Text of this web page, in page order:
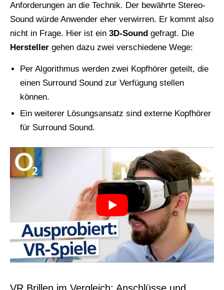
Anforderungen an die Technik. Der bewährte Stereo-
Sound würde Anwender eher verwirren. Er kommt also
nicht in Frage. Hier ist ein 3D-Sound gefragt. Die
Hersteller gehen dazu zwei verschiedene Wege:
Per Algorithmus werden zwei Kopfhörer geteilt, die
einen Surround Sound zur Verfügung stellen
können.
Ein weiterer Lösungsansatz sind externe Kopfhörer
für Surround Sound.
VR Brillen im Vergleich: Anschlüsse und